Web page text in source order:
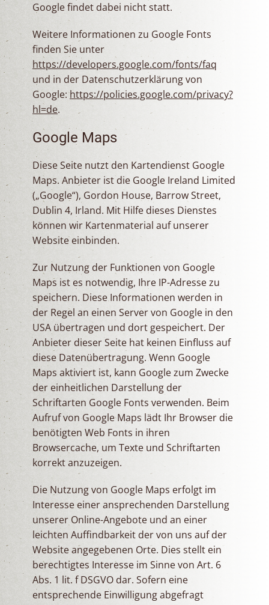
Google findet dabei nicht statt.
Weitere Informationen zu Google Fonts
finden Sie unter
https://developers.google.com/fonts/faq
und in der Datenschutzerklärung von
Google:https://policies.google.com/privacy?
hl=de.
Google Maps
Diese Seite nutzt den Kartendienst Google
Maps. Anbieter ist die Google Ireland Limited
(„Google“), Gordon House, Barrow Street,
Dublin 4, Irland. Mit Hilfe dieses Dienstes
können wir Kartenmaterial auf unserer
Website einbinden.
Zur Nutzung der Funktionen von Google
Maps ist es notwendig, Ihre IP-Adresse zu
speichern. Diese Informationen werden in
der Regel an einen Server von Google in den
USA übertragen und dort gespeichert. Der
Anbieter dieser Seite hat keinen Einfluss auf
diese Datenübertragung. Wenn Google
Maps aktiviert ist, kann Google zum Zwecke
der einheitlichen Darstellung der
Schriftarten Google Fonts verwenden. Beim
Aufruf von Google Maps lädt Ihr Browser die
benötigten Web Fonts in ihren
Browsercache, um Texte und Schriftarten
korrekt anzuzeigen.
Die Nutzung von Google Maps erfolgt im
Interesse einer ansprechenden Darstellung
unserer Online-Angebote und an einer
leichten Auffindbarkeit der von uns auf der
Website angegebenen Orte. Dies stellt ein
berechtigtes Interesse im Sinne von Art. 6
Abs. 1 lit. f DSGVO dar. Sofern eine
entsprechende Einwilligung abgefragt